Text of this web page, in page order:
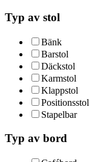
Typ av stol
Bänk
Barstol
Däckstol
Karmstol
Klappstol
Positionsstol
Stapelbar
Typ av bord